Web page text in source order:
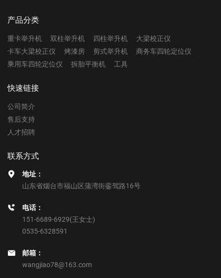
产品分类
重卡举升机 双柱举升机 四柱举升机
大梁校正仪
卡车大梁校正仪
烤漆房 剪式举升机
商务车四轮定位仪
乘用车四轮定位仪
拆胎平衡机 工具
快速链接
公司简介
售后支持
人才招聘
联系方式
地址：
山东省烟台市福山区蒲湾街銮驾路16号
电话：
151-6689-6929(王女士)
0535-6328591
邮箱：
wangjiao78@163.com